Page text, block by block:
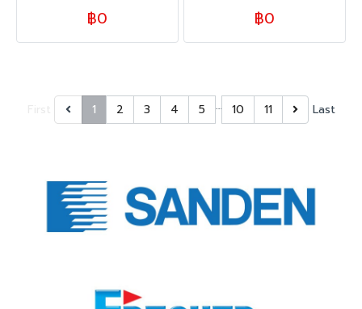
฿0 ฿0
1 2 3 4 5 … 10 11 Last